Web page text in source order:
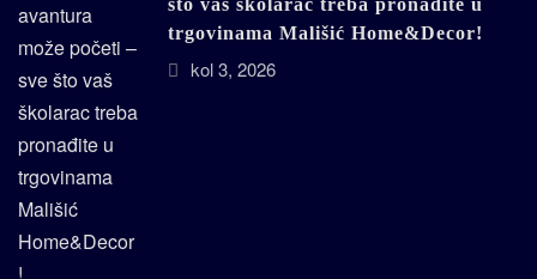
trgovinama Mališić Home&Decor!
kol 3, 2026